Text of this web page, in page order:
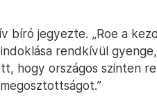
bíró jegyezte. „Roe a
rendkívül
hogy országos szinten